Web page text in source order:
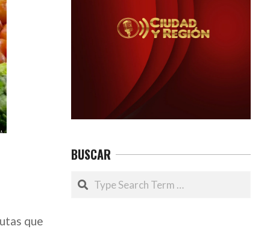
que
BUSCAR
Search